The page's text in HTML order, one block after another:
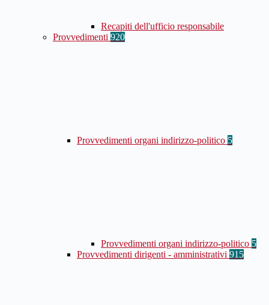
Recapiti dell'ufficio responsabile
Provvedimenti 920
Provvedimenti organi indirizzo-politico 5
Provvedimenti organi indirizzo-politico 5
Provvedimenti dirigenti - amministrativi 915